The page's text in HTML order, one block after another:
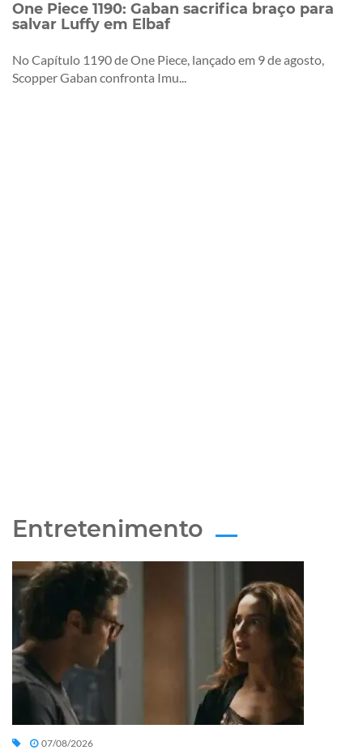
One Piece 1190: Gaban sacrifica braço para
salvar Luffy em Elbaf
No Capítulo 1190 de One Piece, lançado em 9 de agosto,
Scopper Gaban confronta Imu...
Entretenimento
07/08/2026